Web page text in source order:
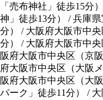
「売布神社」徒歩15分
神」徒歩13分） / 兵庫
分） / 大阪府大阪市中
分） / 大阪府大阪市中
阪府大阪市中央区（京
府大阪市中央区（大阪
阪府大阪市中央区（大
パーク」徒歩11分） /